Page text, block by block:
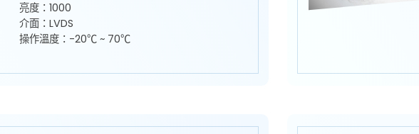
亮度：1000
介面：LVDS
操作溫度：-20℃ ~ 70℃